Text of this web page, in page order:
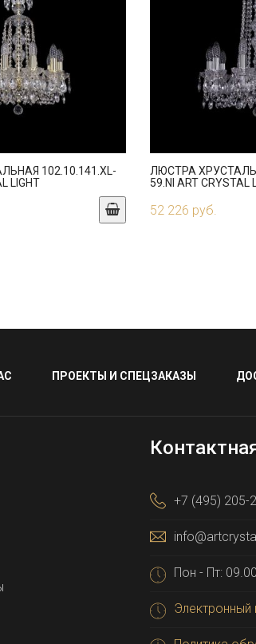
102.10.141.XL-
LIGHT
ЛЮСТРА
59.NI ART CRYSTAL
52 226 руб.
ПРОЕКТЫ И СПЕЦЗАКАЗЫ
+7 (495) 205-
Пон - Пт:
Электронный